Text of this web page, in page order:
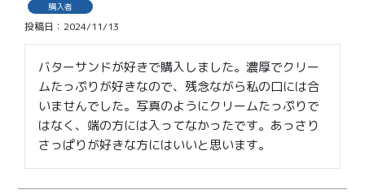
価格別
¥2,000〜¥3,999
¥6,000〜
〜¥1,999
¥4,000〜¥5,999
TOP
購入者
投稿日 2024/11/13
バターサンドが好きで購入しました。濃厚でクリー
ムたっぷりが好きなので、残念ながら私の口には合
いませんでした。写真のようにクリームたっぷりで
はなく、端の方には入ってなかったです。あっさり
さっぱりが好きな方にはいいと思います。